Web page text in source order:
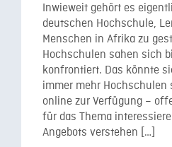
Inwieweit gehört es
deutschen Hochschule,
Menschen in Afrika zu
Hochschulen sahen sich
konfrontiert. Das könnte
immer mehr Hochschulen
online zur Verfügung –
für das Thema
Angebots verstehen […]